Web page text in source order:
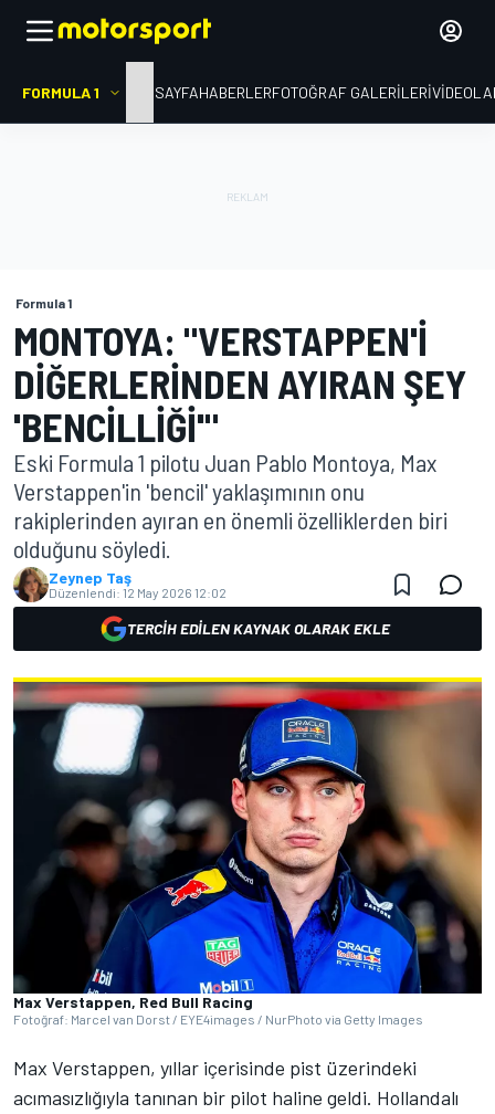
FORMULA 1 ANA SAYFAHABERLERFOTOĞRAF GALERILERI
Formula 1
MONTOYA: "VERSTAPPEN'I
DIĞERLERINDEN AYIRAN ŞEY
'BENCILLIĞI'"
Eski Formula 1 pilotu Juan Pablo Montoya, Max
Verstappen'in 'bencil' yaklaşımının onu
rakiplerinden ayıran en önemli özelliklerden biri
olduğunu söyledi.
Zeynep Taş
Düzenlendi: 12 May 2026 12:02
TERCIH EDILEN KAYNAK OLARAK EKLE
Max Verstappen, Red Bull Racing
Fotoğraf: Marcel van Dorst / EYE4images / NurPhoto via Getty Images
Max Verstappen, yıllar içerisinde pist üzerindeki
acımasızlığıyla tanınan bir pilot haline geldi. Hollandalı